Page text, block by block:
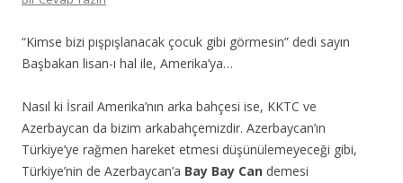
“Kimse bizi pışpışlanacak çocuk gibi görmesin” dedi sayın
Başbakan lisan-ı hal ile, Amerika’ya…
Nasıl ki İsrail Amerika’nın arka bahçesi ise, KKTC ve
Azerbaycan da bizim arkabahçemizdir. Azerbaycan’ın
Türkiye’ye rağmen hareket etmesi düşünülemeyeceği gibi,
Türkiye’nin de Azerbaycan’a Bay Bay Can demesi